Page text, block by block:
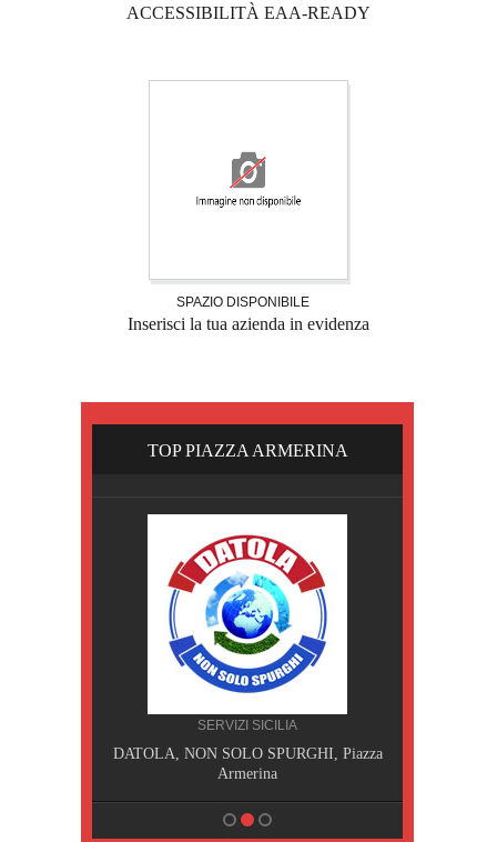
ACCESSIBILITÀ EAA-READY
SPAZIO DISPONIBILE
Inserisci la tua azienda in evidenza
TOP PIAZZA ARMERINA
SERVIZI SICILIA
DATOLA, NON SOLO SPURGHI, Piazza
Armerina